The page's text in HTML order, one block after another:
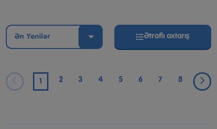
Ən Yenilər Ətraflı axtarış
1 2 3 4 5 6 7 8